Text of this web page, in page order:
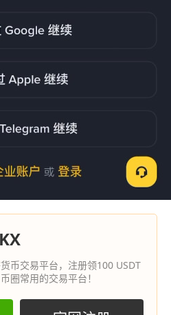
币交易平台，注册领100 USDT
圈常用的交易平台！